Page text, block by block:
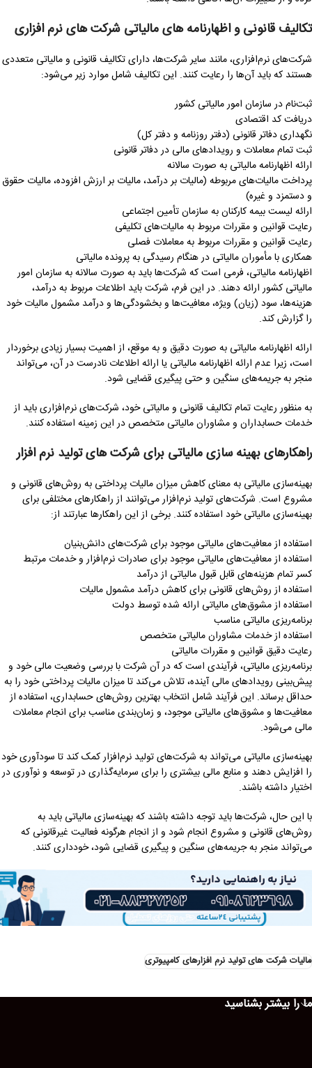
تکالیف قانونی و اظهارنامه های مالیاتی شرکت های نرم افزاری
شرکت‌های نرم‌افزاری، مانند سایر شرکت‌ها، دارای تکالیف قانونی و مالیاتی متعددی
هستند که باید آن‌ها را رعایت کنند. این تکالیف شامل موارد زیر می‌شود:
ثبت‌نام در سازمان امور مالیاتی کشور
دریافت کد اقتصادی
نگهداری دفاتر قانونی (دفتر روزنامه و دفتر کل)
ثبت تمام معاملات و رویدادهای مالی در دفاتر قانونی
ارائه اظهارنامه مالیاتی به صورت سالانه
پرداخت مالیات‌های مربوطه (مالیات بر درآمد، مالیات بر ارزش افزوده، مالیات حقوق
و دستمزد و غیره)
ارائه لیست بیمه کارکنان به سازمان تأمین اجتماعی
رعایت قوانین و مقررات مربوط به مالیات‌های تکلیفی
رعایت قوانین و مقررات مربوط به معاملات فصلی
همکاری با مأموران مالیاتی در هنگام رسیدگی به پرونده مالیاتی
اظهارنامه مالیاتی، فرمی است که شرکت‌ها باید به صورت سالانه به سازمان امور
مالیاتی کشور ارائه دهند. در این فرم، شرکت باید اطلاعات مربوط به درآمد،
هزینه‌ها، سود (زیان) ویژه، معافیت‌ها و بخشودگی‌ها و درآمد مشمول مالیات خود
را گزارش کند.
ارائه اظهارنامه مالیاتی به صورت دقیق و به موقع، از اهمیت بسیار زیادی برخوردار
است، زیرا عدم ارائه اظهارنامه مالیاتی یا ارائه اطلاعات نادرست در آن، می‌تواند
منجر به جریمه‌های سنگین و حتی پیگیری قضایی شود.
به منظور رعایت تمام تکالیف قانونی و مالیاتی خود، شرکت‌های نرم‌افزاری باید از
خدمات حسابداران و مشاوران مالیاتی متخصص در این زمینه استفاده کنند.
راهکارهای بهینه سازی مالیاتی برای شرکت های تولید نرم افزار
بهینه‌سازی مالیاتی به معنای کاهش میزان مالیات پرداختی به روش‌های قانونی و
مشروع است. شرکت‌های تولید نرم‌افزار می‌توانند از راهکارهای مختلفی برای
بهینه‌سازی مالیاتی خود استفاده کنند. برخی از این راهکارها عبارتند از:
استفاده از معافیت‌های مالیاتی موجود برای شرکت‌های دانش‌بنیان
استفاده از معافیت‌های مالیاتی موجود برای صادرات نرم‌افزار و خدمات مرتبط
کسر تمام هزینه‌های قابل قبول مالیاتی از درآمد
استفاده از روش‌های قانونی برای کاهش درآمد مشمول مالیات
استفاده از مشوق‌های مالیاتی ارائه شده توسط دولت
برنامه‌ریزی مالیاتی مناسب
استفاده از خدمات مشاوران مالیاتی متخصص
رعایت دقیق قوانین و مقررات مالیاتی
برنامه‌ریزی مالیاتی، فرآیندی است که در آن شرکت با بررسی وضعیت مالی خود و
پیش‌بینی رویدادهای مالی آینده، تلاش می‌کند تا میزان مالیات پرداختی خود را به
حداقل برساند. این فرآیند شامل انتخاب بهترین روش‌های حسابداری، استفاده از
معافیت‌ها و مشوق‌های مالیاتی موجود، و زمان‌بندی مناسب برای انجام معاملات
مالی می‌شود.
بهینه‌سازی مالیاتی می‌تواند به شرکت‌های تولید نرم‌افزار کمک کند تا سودآوری خود
را افزایش دهند و منابع مالی بیشتری را برای سرمایه‌گذاری در توسعه و نوآوری در
اختیار داشته باشند.
با این حال، شرکت‌ها باید توجه داشته باشند که بهینه‌سازی مالیاتی باید به
روش‌های قانونی و مشروع انجام شود و از انجام هرگونه فعالیت غیرقانونی که
می‌تواند منجر به جریمه‌های سنگین و پیگیری قضایی شود، خودداری کنند.
مالیات شرکت های تولید نرم افزارهای کامپیوتری
ما را بیشتر بشناسید